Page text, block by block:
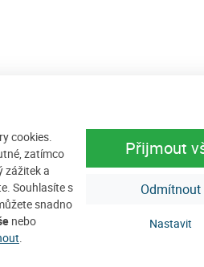
cookies.
zatímco
zážitek a
Souhlasíte s
snadno
nebo
.
Přijmout
Odmítnout
Nastavit
Kristův kříž postaven nad